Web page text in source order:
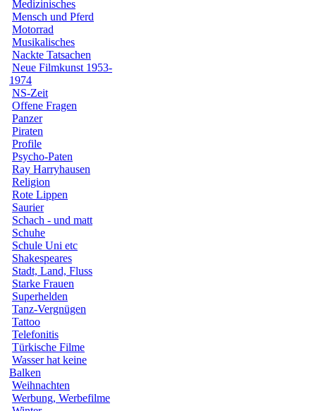
Medizinisches
Mensch und Pferd
Motorrad
Musikalisches
Nackte Tatsachen
Neue Filmkunst 1953-
1974
NS-Zeit
Offene Fragen
Panzer
Piraten
Profile
Psycho-Paten
Ray Harryhausen
Religion
Rote Lippen
Saurier
Schach - und matt
Schuhe
Schule Uni etc
Shakespeares
Stadt, Land, Fluss
Starke Frauen
Superhelden
Tanz-Vergnügen
Tattoo
Telefonitis
Türkische Filme
Wasser hat keine
Balken
Weihnachten
Werbung, Werbefilme